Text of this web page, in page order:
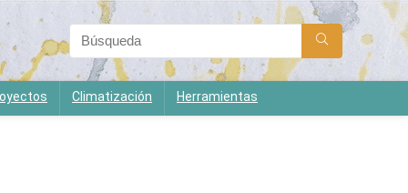
Climatización Herramientas